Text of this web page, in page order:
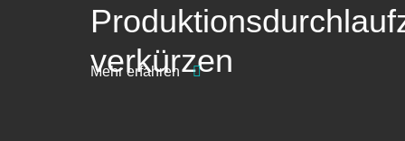
verkürzen
Mehr erfahren